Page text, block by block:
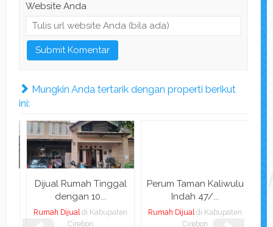
Website Anda
Mungkin Anda tertarik dengan properti berikut
ini:
Dijual Rumah Tinggal
dengan 10...
Rumah Dijual
di Kabupaten
Cirebon
Perum Taman Kaliwulu
Indah 47/...
Rumah Dijual
di Kabupaten
Cirebon